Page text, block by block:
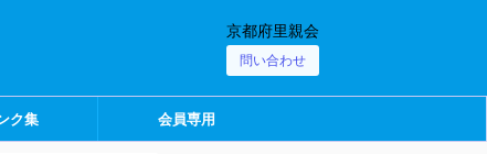
京都府里親会
問い合わせ
ク集 会員専用